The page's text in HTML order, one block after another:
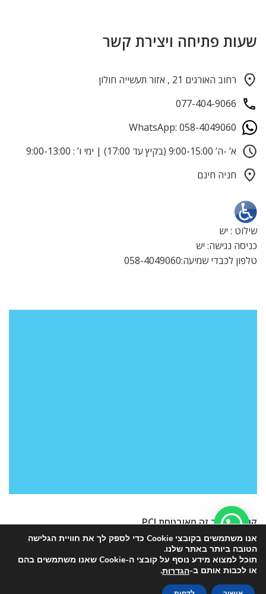
שעות פתיחה ויצירת קשר
רחוב האורגים 21 , אזור תעשייה חולון
077-404-9066
WhatsApp: 058-4049060
א’ -ה’ 9:00-15:00 (בקיץ עד 17:00) | ימי ו’ : 9:00-13:00
חניה חינם
שילוט : יש
כניסה נגישה: יש
טלפון לכבדי שמיעה:058-4049060
קנייה באתר זה מאובטחת PCI
אנו משתמשים בקובצי Cookie כדי לספק לך את חוויית הגלישה
הטובה ביותר באתר שלנו.
תוכל למצוא מידע נוסף על קובצי ה-Cookie שאנו משתמשים בהם
או לכבות אותם ב-הגדרות.